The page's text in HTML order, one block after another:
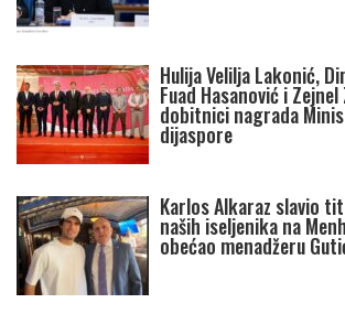
Hulija Velilja Lakonić,
Fuad Hasanović i
dobitnici nagrada
dijaspore
Karlos Alkaraz slavio
naših iseljenika na
obećao menadžeru